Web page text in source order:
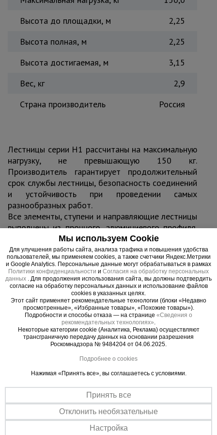
Высота до площадки, м
2,25
Высота полная, м
2,25
Высота достигаемая, м
3,15
Вес, кг
2,9
Страна производитель
Россия
Лестницы серии H1 рассчитаны на максимальную
нагрузку, не превышающую 150 кг.
Производитель гарантирует продолжительный
срок службы лестницы, безопасность соединений
и устойчивость при проведении самых
разнообразных работ.
Все элементы, ступени и направляющие лестницы
выполнены из прочного, алюминиевого профиля.
Ступени соединены с боковыми элементами
прочным, завальцованным крепежом.
Важные преимущества –
эффективная работа
Качество материалов
Лестница изготовлена из легкого алюминиевого сплава высокой
Устойчивость в любой ситуации
В конструкции предусмотрены специальные наконечники,
Мы используем Cookie
Для улучшения работы сайта, анализа трафика и повышения удобства
пользователей, мы применяем cookies, а также счетчики Яндекс.Метрики
и Google Analytics. Персональные данные могут обрабатываться в рамках
Политики конфиденциальности и Согласия на обработку персональных
данных . Для продолжения использования сайта, вы должны подтвердить
согласие на обработку персональных данных и использование файлов
cookies в указанных целях.
Этот сайт применяет рекомендательные технологии (блоки «Недавно
просмотренные», «Избранные товары», «Похожие товары»).
Подробности и способы отказа — на странице «Сведения о
рекомендательных технологиях».
Некоторые категории cookie (Аналитика, Реклама) осуществляют
трансграничную передачу данных на основании разрешения
Роскомнадзора № 9484204 от 04.06.2025.
Подробнее о cookies
Нажимая «Принять все», вы соглашаетесь с условиями.
Принять все
Отклонить необязательные
Настройка